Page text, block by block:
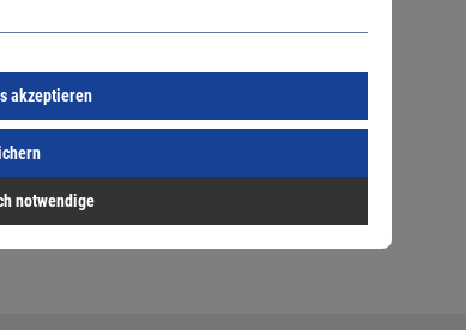
akzeptieren
notwendige